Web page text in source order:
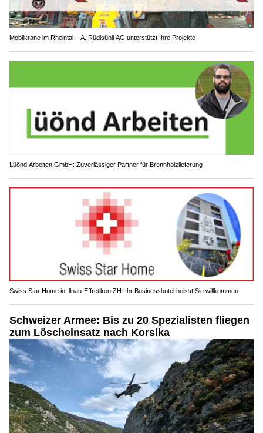
Mobilkrane im Rheintal – A. Rüdisühli AG unterstützt Ihre Projekte
Lüönd Arbeiten GmbH: Zuverlässiger Partner für Brennholzlieferung
Swiss Star Home in Illnau-Effretikon ZH: Ihr Businesshotel heisst Sie willkommen
Schweizer Armee: Bis zu 20 Spezialisten fliegen
zum Löscheinsatz nach Korsika